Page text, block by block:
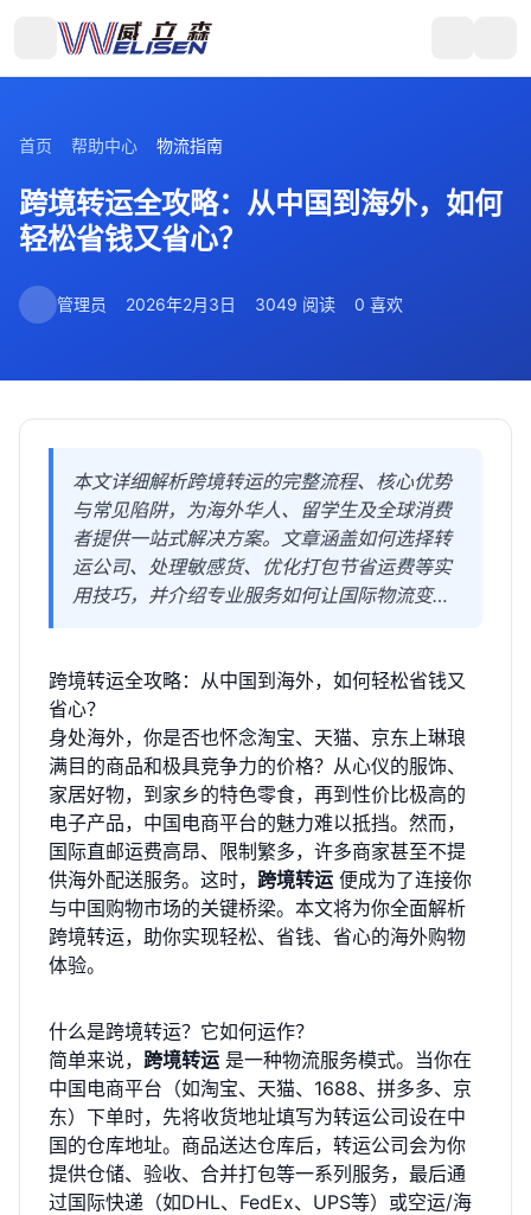
首页 帮助中心 物流指南
跨境转运全攻略：从中国到海外，如何
轻松省钱又省心？
管理员 2026年2月3日 3049 阅读 0 喜欢
本文详细解析跨境转运的完整流程、核心优势
与常见陷阱，为海外华人、留学生及全球消费
者提供一站式解决方案。文章涵盖如何选择转
运公司、处理敏感货、优化打包节省运费等实
用技巧，并介绍专业服务如何让国际物流变得
跨境转运全攻略：从中国到海外，如何轻松省钱又
省心？
身处海外，你是否也怀念淘宝、天猫、京东上琳琅
满目的商品和极具竞争力的价格？从心仪的服饰、
家居好物，到家乡的特色零食，再到性价比极高的
电子产品，中国电商平台的魅力难以抵挡。然而，
国际直邮运费高昂、限制繁多，许多商家甚至不提
供海外配送服务。这时， 跨境转运 便成为了连接你
与中国购物市场的关键桥梁。本文将为你全面解析
跨境转运，助你实现轻松、省钱、省心的海外购物
体验。
什么是跨境转运？它如何运作？
简单来说， 跨境转运 是一种物流服务模式。当你在
中国电商平台（如淘宝、天猫、1688、拼多多、京
东）下单时，先将收货地址填写为转运公司设在中
国的仓库地址。商品送达仓库后，转运公司会为你
提供仓储、验收、合并打包等一系列服务，最后通
过国际快递（如DHL、FedEx、UPS等）或空运/海